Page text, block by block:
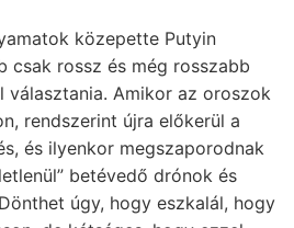
közepette Putyin
csak rossz és még rosszabb
választania. Amikor az oroszok
rendszerint újra előkerül a
és ilyenkor megszaporodnak
betévedő drónok és
úgy, hogy eszkalál, hogy